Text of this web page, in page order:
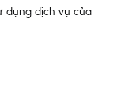
dụng dịch vụ của